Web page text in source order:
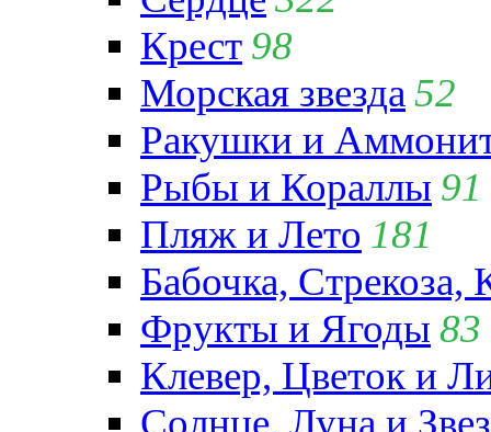
Крест 98
Морская звезда 52
Ракушки и
Рыбы и Кораллы 91
Пляж и Лето 181
Бабочка,
Фрукты и Ягоды 83
Клевер, Цветок и
Солнце, Луна и